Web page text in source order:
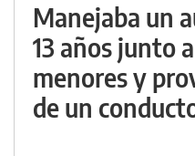
Manejaba un
13 años junto
menores y
de un